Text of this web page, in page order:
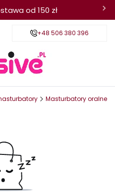
od 150 zł
Wysyłka w 24h
+48 506 380 396
Masturbatory oralne